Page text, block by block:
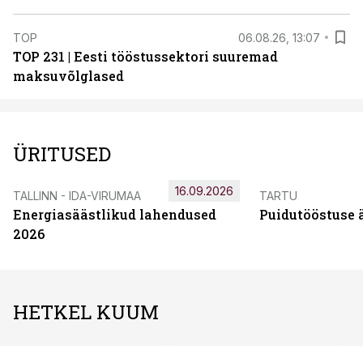
TOP 06.08.26, 13:07
TOP 231 | Eesti tööstussektori suuremad
maksuvõlglased
ÜRITUSED
TALLINN - IDA-VIRUMAA
Energiasäästlikud lahendused
2026
16.09.2026 TARTU
Puidutööstuse
HETKEL KUUM